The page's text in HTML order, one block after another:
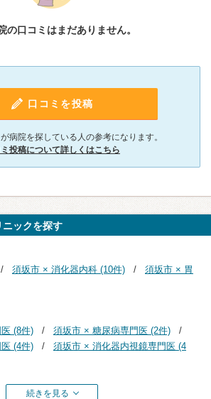
の口コミはまだありません。
口コミを投稿
病院を探している人の参考になります。
投稿について詳しくはこちら
ックを探す
須坂市 × 消化器内科 (10件)
須坂市 × 胃
(8件)
須坂市 × 糖尿病専門医 (2件)
(4件)
須坂市 × 消化器内視鏡専門医 (4
続きを見る